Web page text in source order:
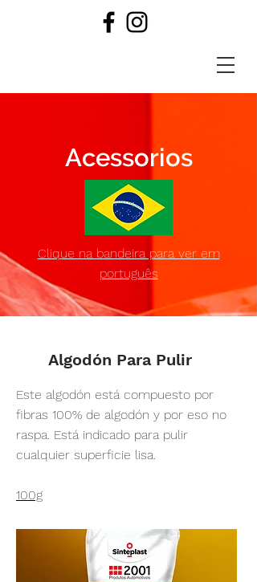
Acessorios
Clique na bandeira para ver em
português
Algodón Para Pulir
Este algodón está compuesto por
fibras 100% de algodón y por eso no
raspa. Está indicado para pulir
cualquier superficie lisa.
100g